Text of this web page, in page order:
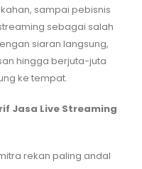
sampai pebisnis
sebagai salah
siaran langsung,
hingga berjuta-juta
ke tempat.
Jasa Live Streaming
rekan paling andal